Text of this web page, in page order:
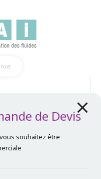
de Devis
souhaitez être